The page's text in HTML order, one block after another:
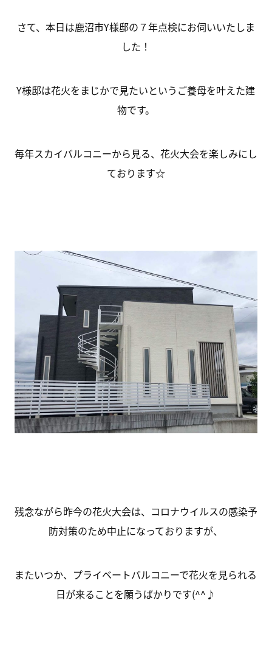
さて、本日は鹿沼市Y様邸の７年点検にお伺いいたしま
した！
Y様邸は花火をまじかで見たいというご養母を叶えた建
物です。
毎年スカイバルコニーから見る、花火大会を楽しみにし
ております☆
残念ながら昨今の花火大会は、コロナウイルスの感染予
防対策のため中止になっておりますが、
またいつか、プライベートバルコニーで花火を見られる
日が来ることを願うばかりです(^^♪